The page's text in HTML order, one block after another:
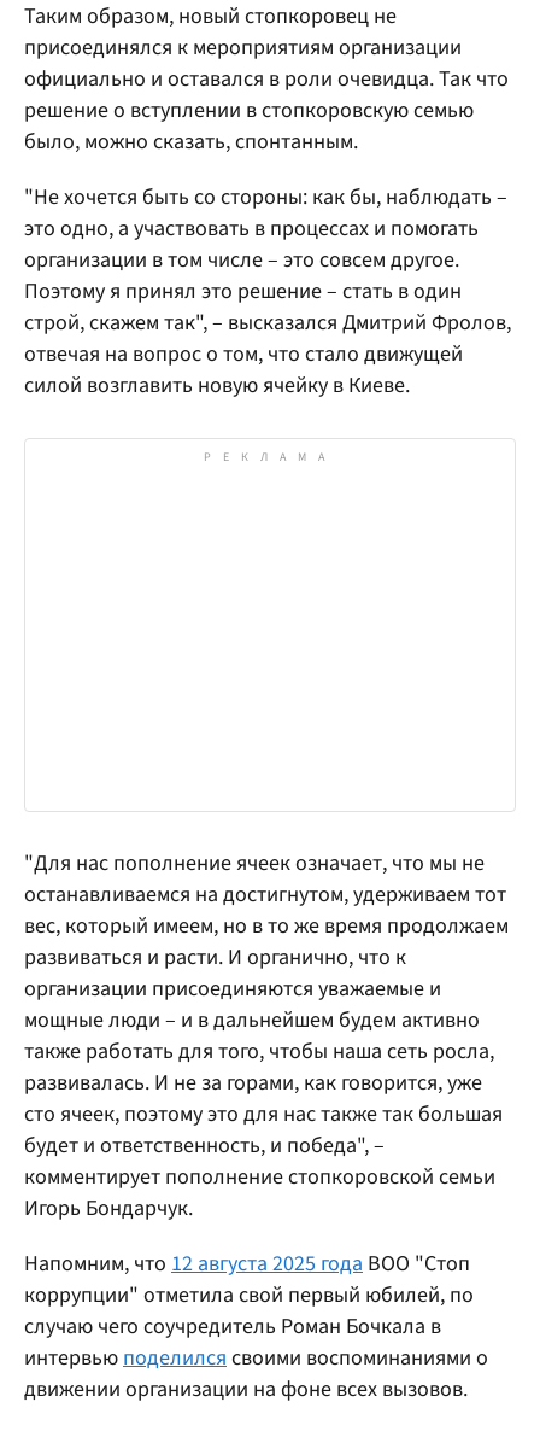
Таким образом, новый стопкоровец не
присоединялся к мероприятиям организации
официально и оставался в роли очевидца. Так что
решение о вступлении в стопкоровскую семью
было, можно сказать, спонтанным.
"Не хочется быть со стороны: как бы, наблюдать –
это одно, а участвовать в процессах и помогать
организации в том числе – это совсем другое.
Поэтому я принял это решение – стать в один
строй, скажем так", – высказался Дмитрий Фролов,
отвечая на вопрос о том, что стало движущей
силой возглавить новую ячейку в Киеве.
"Для нас пополнение ячеек означает, что мы не
останавливаемся на достигнутом, удерживаем тот
вес, который имеем, но в то же время продолжаем
развиваться и расти. И органично, что к
организации присоединяются уважаемые и
мощные люди – и в дальнейшем будем активно
также работать для того, чтобы наша сеть росла,
развивалась. И не за горами, как говорится, уже
сто ячеек, поэтому это для нас также так большая
будет и ответственность, и победа", –
комментирует пополнение стопкоровской семьи
Игорь Бондарчук.
Напомним, что 12 августа 2025 года ВОО "Стоп
коррупции" отметила свой первый юбилей, по
случаю чего соучредитель Роман Бочкала в
интервьюподелилсясвоими воспоминаниями о
движении организации на фоне всех вызовов.